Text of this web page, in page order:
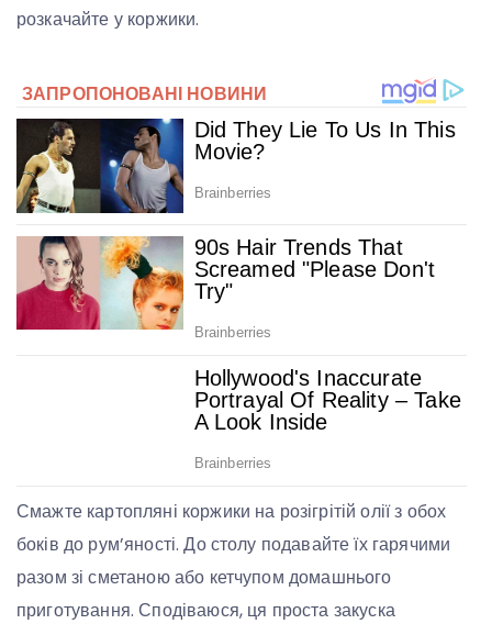
розкачайте у коржики.
Смажте картопляні коржики на розігрітій олії з обох
боків до рум’яності. До столу подавайте їх гарячими
разом зі сметаною або кетчупом домашнього
приготування. Сподіваюся, ця проста закуска